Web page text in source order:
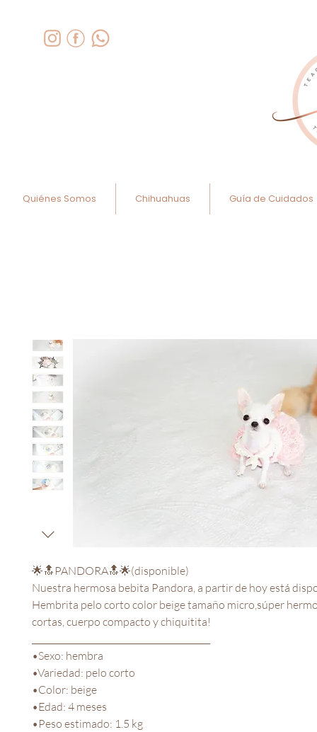
Quiénes Somos Chihuahuas Guía de Cuidados
🌟🔝PANDORA🔝🌟(disponible)
Nuestra hermosa bebita Pandora, a partir de hoy está
Hembrita pelo corto color beige tamaño micro,súper
cortas, cuerpo compacto y chiquitita!
•Sexo: hembra
•Variedad: pelo corto
•Color: beige
•Edad: 4 meses
•Peso estimado: 1.5 kg